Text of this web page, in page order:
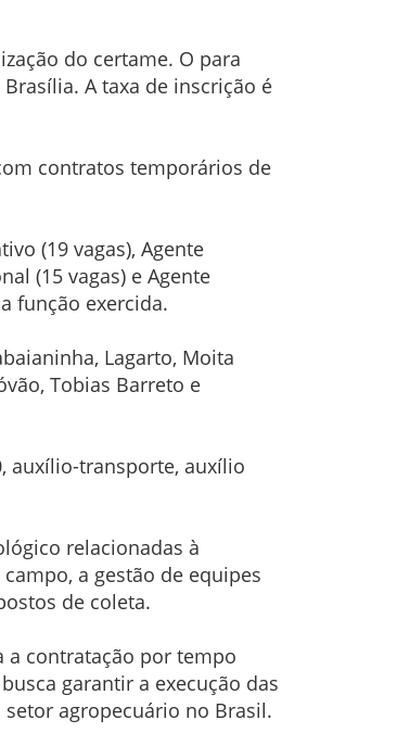
do certame. O para
A taxa de inscrição é
contratos temporários de
(19 vagas), Agente
(15 vagas) e Agente
função exercida.
Lagarto, Moita
Tobias Barreto e
auxílio-transporte, auxílio
relacionadas à
a gestão de equipes
de coleta.
a contratação por tempo
garantir a execução das
agropecuário no Brasil.